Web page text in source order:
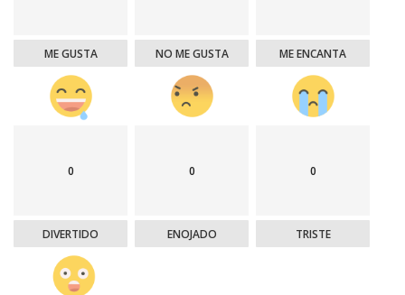
ME GUSTA NO ME GUSTA ME ENCANTA
0
DIVERTIDO
0
ENOJADO
0
TRISTE